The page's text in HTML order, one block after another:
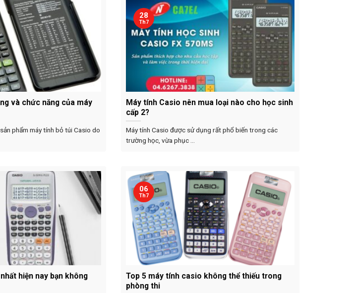
và chức năng của máy
phẩm máy tính bỏ túi Casio do
Máy tính Casio nên mua loại nào cho học sinh
cấp 2?
Máy tính Casio được sử dụng rất phổ biến trong các
trường học, vừa phục ...
28
Th7
hiện nay bạn không
Top 5 máy tính casio không thể thiếu trong
phòng thi
06
Th7